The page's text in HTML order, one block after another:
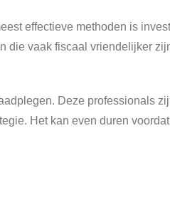
effectieve methoden is
die vaak fiscaal vriendelijker
Deze professionals
Het kan even duren